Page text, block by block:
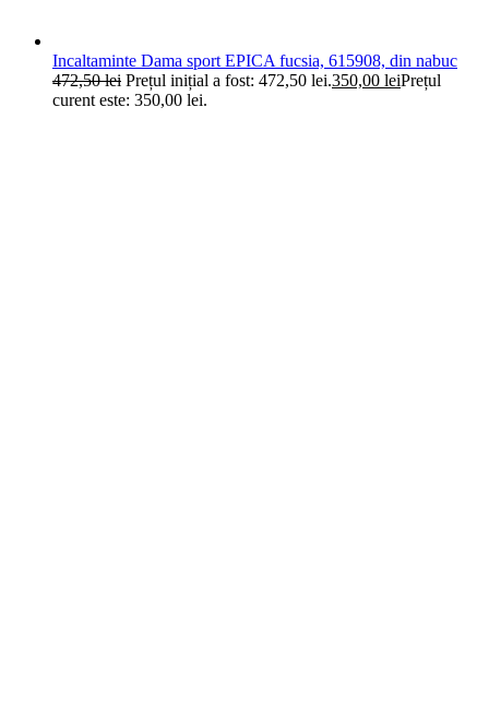
Incaltaminte Dama sport EPICA fucsia, 615908, din nabuc
472,50lei Prețul inițial a fost: 472,50 lei.350,00 leiPrețul
curent este: 350,00 lei.